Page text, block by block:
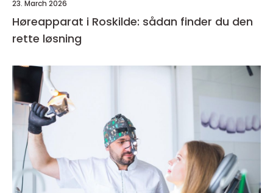
23. March 2026
Høreapparat i Roskilde: sådan finder du den
rette løsning